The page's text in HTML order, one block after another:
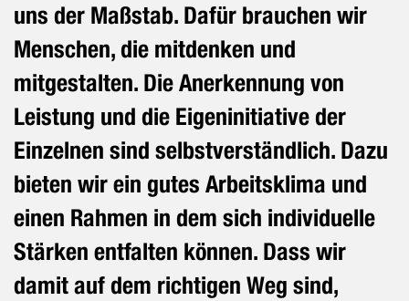
uns der Maßstab. Dafür brauchen wir
Menschen, die mitdenken und
mitgestalten. Die Anerkennung von
Leistung und die Eigeninitiative der
Einzelnen sind selbstverständlich. Dazu
bieten wir ein gutes Arbeitsklima und
einen Rahmen in dem sich individuelle
Stärken entfalten können. Dass wir
damit auf dem richtigen Weg sind,